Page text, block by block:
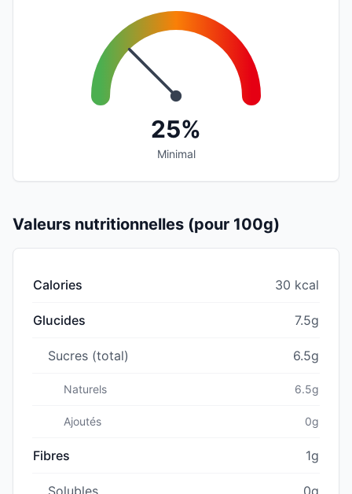
25%
Minimal
Valeurs nutritionnelles (pour 100g)
Calories 30 kcal
Glucides 7.5g
Sucres (total) 6.5g
Naturels 6.5g
Ajoutés 0g
Fibres 1g
Solubles 0g